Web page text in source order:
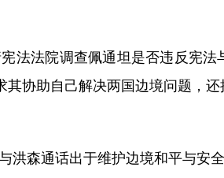
法院调查佩通坦是否违反宪法
其协助自己解决两国边境问题，
森通话出于维护边境和平与安全